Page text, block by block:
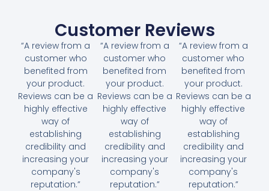
Customer Reviews
“A review from a
customer who
benefited from
your product.
Reviews can be a
highly effective
way of
establishing
credibility and
increasing your
company's
reputation.”
“A review from a
customer who
benefited from
your product.
Reviews can be a
highly effective
way of
establishing
credibility and
increasing your
company's
reputation.”
“A review from a
customer who
benefited from
your product.
Reviews can be a
highly effective
way of
establishing
credibility and
increasing your
company's
reputation.”